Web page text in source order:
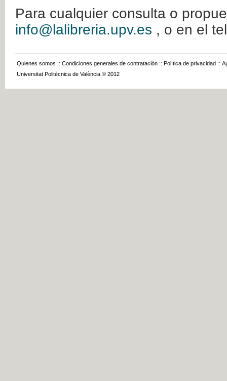
Para cualquier consulta o
info@lalibreria.upv.es , o en el
Quienes somos :: Condiciones generales de contratación :: Política de privacidad ::
Universitat Politècnica de València © 2012